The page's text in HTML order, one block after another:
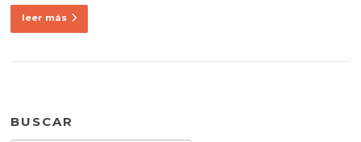
leer más
BUSCAR